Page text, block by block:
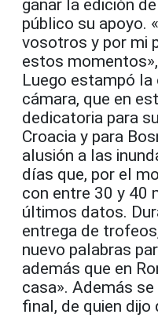
ganar la edición
público su apoyo.
vosotros y por mi
estos
Luego estampó
cámara, que en
dedicatoria para
Croacia y para
alusión a las
días que, por el
con entre 30 y 40
últimos datos.
entrega de
nuevo palabras
además que en
casa». Además
final, de quien dijo